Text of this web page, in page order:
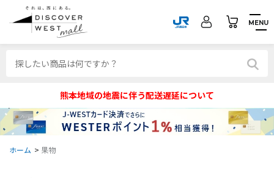
MENU
熊本地域の地震に伴う配送遅延について
ホーム > 果物